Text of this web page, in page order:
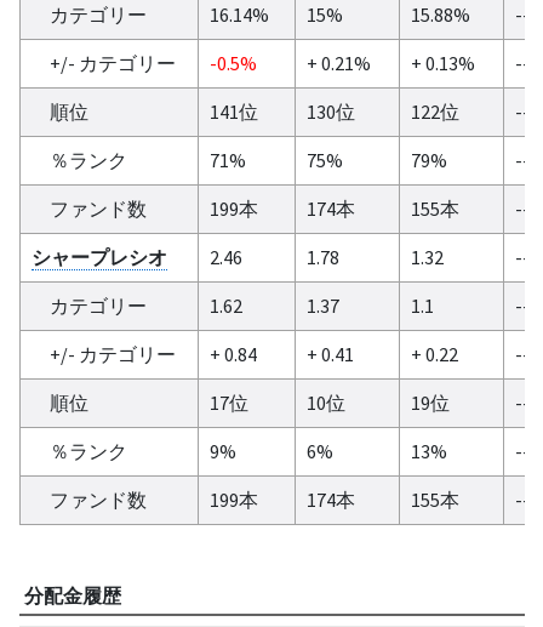
カテゴリー
16.14% 15% 15.88%
--
+/- カテゴリー
-0.5% + 0.21% + 0.13%
--
順位
141位 130位 122位
--
％ランク
71% 75% 79%
--
ファンド数
199本 174本 155本
--
シャープレシオ
2.46 1.78 1.32
--
カテゴリー
1.62 1.37 1.1
--
+/- カテゴリー
+ 0.84 + 0.41 + 0.22
--
順位
17位 10位 19位
--
％ランク
9% 6% 13%
--
ファンド数
199本 174本 155本 --
分配金履歴